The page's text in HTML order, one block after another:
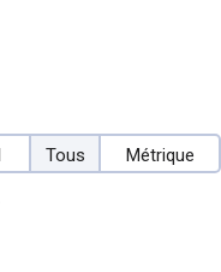
Tous Métrique